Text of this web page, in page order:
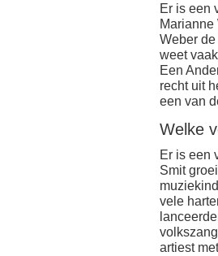
Er is een
Marianne
Weber
weet
Een
recht uit
een van
Welke
Er is een
Smit
vele
artiest